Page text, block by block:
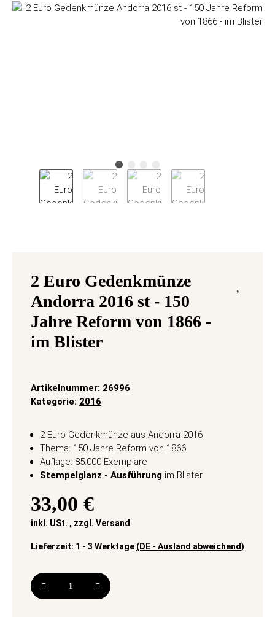
2 Euro Gedenkmünze
Andorra 2016 st - 150
Jahre Reform von 1866 -
im Blister
Artikelnummer: 26996
Kategorie: 2016
2 Euro Gedenkmünze aus Andorra 2016
Thema: 150 Jahre Reform von 1866
Auflage: 85.000 Exemplare
Stempelglanz - Ausführung im Blister
33,00 €
inkl. USt. , zzgl. Versand
Lieferzeit: 1 - 3 Werktage (DE - Ausland abweichend)